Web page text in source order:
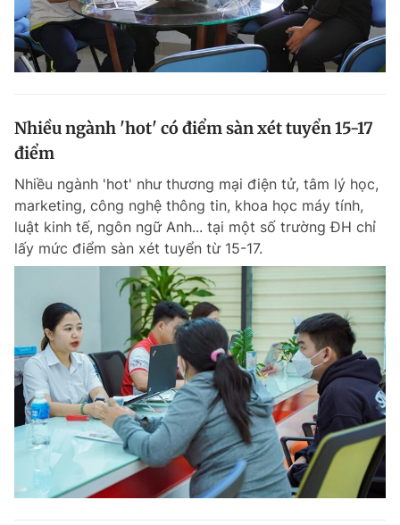
Nhiều ngành 'hot' có điểm sàn xét tuyển 15-17
điểm
Nhiều ngành 'hot' như thương mại điện tử, tâm lý học,
marketing, công nghệ thông tin, khoa học máy tính,
luật kinh tế, ngôn ngữ Anh... tại một số trường ĐH chỉ
lấy mức điểm sàn xét tuyển từ 15-17.